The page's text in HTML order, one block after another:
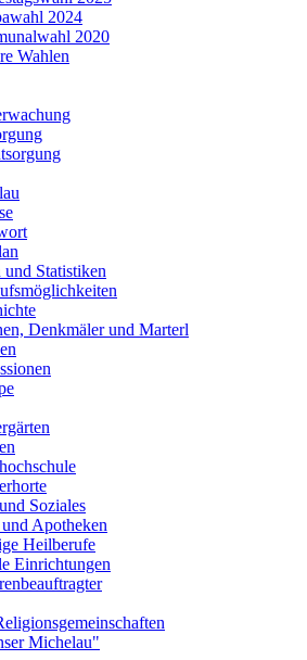
2024
2020
Wahlen
und Statistiken
Denkmäler und Marterl
Soziales
Apotheken
Heilberufe
Einrichtungen
Michelau"